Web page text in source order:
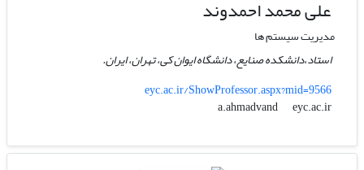
علی محمد احمدوند
مدیریت سیستم ها
استاد،دانشکده صنایع، دانشگاه ایوان کی، تهران، ایران.
eyc.ac.ir/ShowProfessor.aspx?mid=9566
a.ahmadvand
eyc.ac.ir